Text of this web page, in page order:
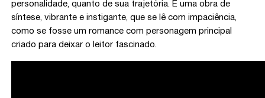
personalidade, quanto de sua trajetória. É uma obra de
síntese, vibrante e instigante, que se lê com impaciência,
como se fosse um romance com personagem principal
criado para deixar o leitor fascinado.